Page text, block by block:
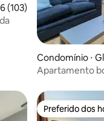
uma avaliação média
(103)
Condomínio ⋅
Apartamento
Preferido dos
Preferido dos